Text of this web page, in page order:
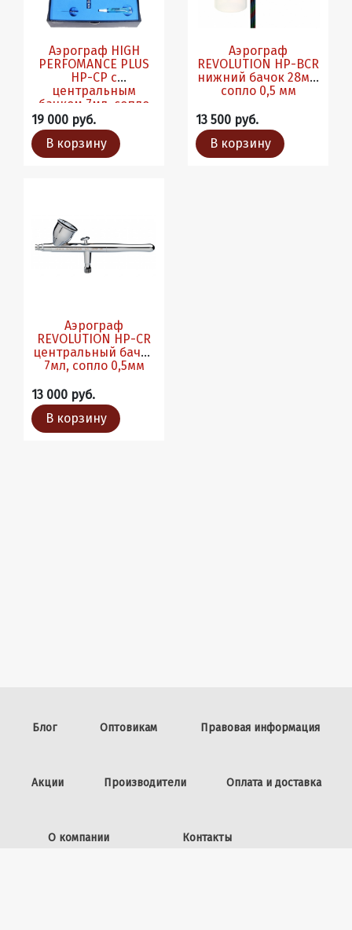
Аэрограф HIGH
PERFOMANCE PLUS
HP-CP с
центральным
бачком 7мл, сопло
0,3мм
19 000 руб.
В корзину
Аэрограф
REVOLUTION HP-BCR
нижний бачок 28мл,
сопло 0,5 мм
13 500 руб.
В корзину
Аэрограф
REVOLUTION HP-CR
центральный бачок
7мл, сопло 0,5мм
13 000 руб.
В корзину
Блог Оптовикам Правовая информация
Акции Производители Оплата и доставка
О компании Контакты